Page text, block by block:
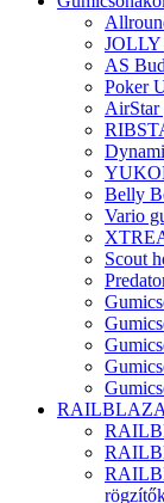
JOLLY
AS
Poker
AirStar
Belly
Vario
Scout
RAILBLAZA